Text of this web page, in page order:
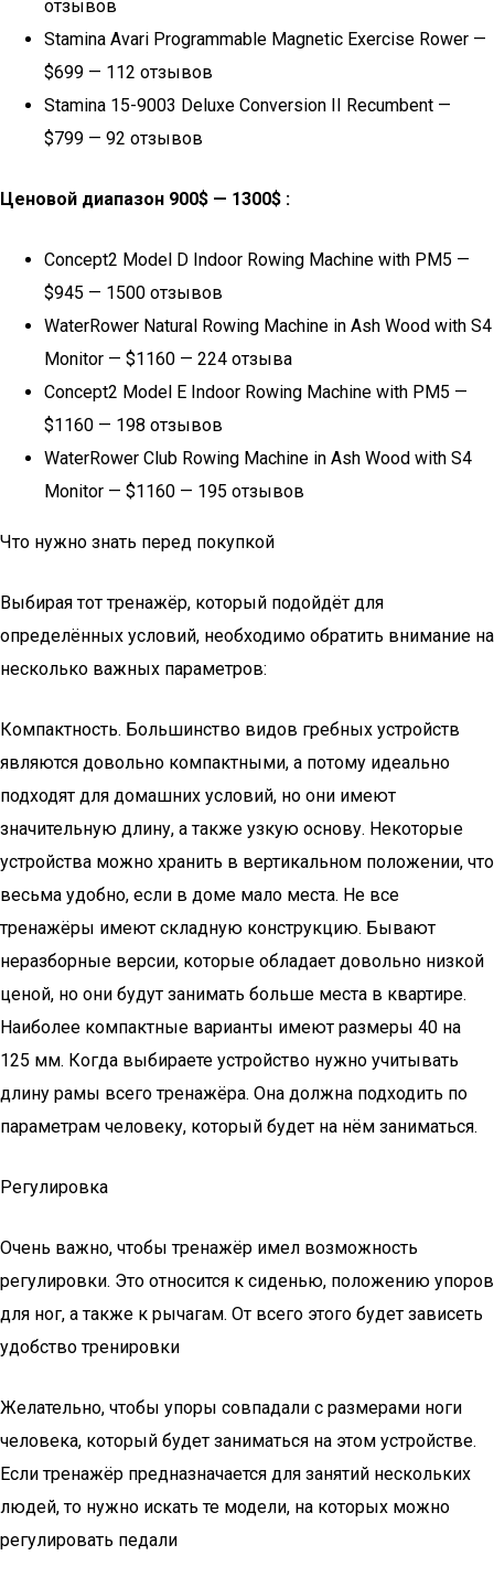
отзывов
Stamina Avari Programmable Magnetic Exercise Rower —
$699 — 112 отзывов
Stamina 15-9003 Deluxe Conversion II Recumbent —
$799 — 92 отзывов
Ценовой диапазон 900$ — 1300$ :
Concept2 Model D Indoor Rowing Machine with PM5 —
$945 — 1500 отзывов
WaterRower Natural Rowing Machine in Ash Wood with S4
Monitor — $1160 — 224 отзыва
Concept2 Model E Indoor Rowing Machine with PM5 —
$1160 — 198 отзывов
WaterRower Club Rowing Machine in Ash Wood with S4
Monitor — $1160 — 195 отзывов
Что нужно знать перед покупкой
Выбирая тот тренажёр, который подойдёт для
определённых условий, необходимо обратить внимание на
несколько важных параметров:
Компактность. Большинство видов гребных устройств
являются довольно компактными, а потому идеально
подходят для домашних условий, но они имеют
значительную длину, а также узкую основу. Некоторые
устройства можно хранить в вертикальном положении, что
весьма удобно, если в доме мало места. Не все
тренажёры имеют складную конструкцию. Бывают
неразборные версии, которые обладает довольно низкой
ценой, но они будут занимать больше места в квартире.
Наиболее компактные варианты имеют размеры 40 на
125 мм. Когда выбираете устройство нужно учитывать
длину рамы всего тренажёра. Она должна подходить по
параметрам человеку, который будет на нём заниматься.
Регулировка
Очень важно, чтобы тренажёр имел возможность
регулировки. Это относится к сиденью, положению упоров
для ног, а также к рычагам. От всего этого будет зависеть
удобство тренировки
Желательно, чтобы упоры совпадали с размерами ноги
человека, который будет заниматься на этом устройстве.
Если тренажёр предназначается для занятий нескольких
людей, то нужно искать те модели, на которых можно
регулировать педали